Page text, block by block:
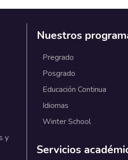
y
Nuestros
Pregrado
Posgrado
Educación Continua
Idiomas
Winter School
Servicios